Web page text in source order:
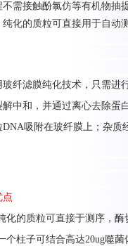
需接触酚氯仿等有机物抽
纯化的质粒可直接用于自动
玻纤滤膜纯化技术，只需进
解中和，并通过离心去除蛋
DNA吸附在玻纤膜上 ； 杂质
点
化的质粒可直接于测序，酶
个柱子可结合高达20ug噬菌